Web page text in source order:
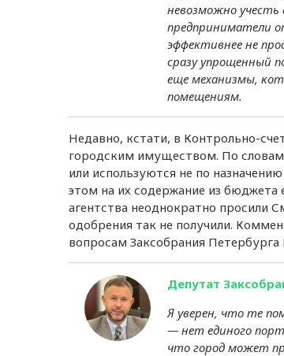
невозможно
предприниматели
эффективнее не
сразу упрощенный
еще механизмы,
помещениям.
Недавно, кстати, в Контрольно-
городским имуществом. По словам
или используются не по
этом на их содержание из
агентства неоднократно просили
одобрения так не получили.
вопросам Заксобрания
Депутат
Я уверен, что те
— нет единого
что город может